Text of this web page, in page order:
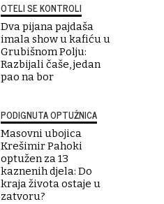
OTELI SE KONTROLI
Dva pijana pajdaša
imala show u kafiću u
Grubišnom Polju:
Razbijali čaše, jedan
pao na bor
PODIGNUTA OPTUŽNICA
Masovni ubojica
Krešimir Pahoki
optužen za 13
kaznenih djela: Do
kraja života ostaje u
zatvoru?